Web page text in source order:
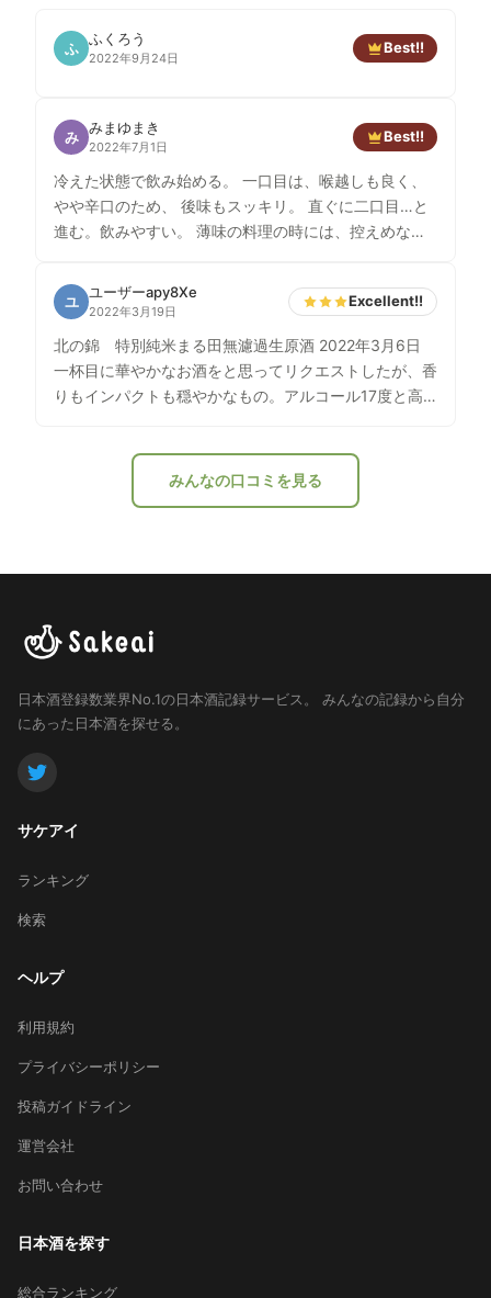
ふ
ふくろう
2022年9月24日
Best!!
み
みまゆまき
2022年7月1日
Best!!
冷えた状態で飲み始める。 一口目は、喉越しも良く、
やや辛口のため、 後味もスッキリ。 直ぐに二口目…と
進む。飲みやすい。 薄味の料理の時には、控えめな存
した甘辛煮など濃い味に変わると 遺憾無くその存在感
を発揮する。 また、ウドの酢味噌和えなど少々癖のあ
りとした存在感を出してくる。 今回は、宅飲みではな
く、店のカウンターで飲んだが、 あっという間に飲ん
でしまった。 翌朝が恐ろしい…笑
ユ
ユーザーapy8Xe
2022年3月19日
Excellent!!
北の錦 特別純米まる田無濾過生原酒 2022年3月6日
一杯目に華やかなお酒をと思ってリクエストしたが、香
りもインパクトも穏やかなもの。アルコール17度と高
みんなの口コミを見る
日本酒登録数業界No.1の日本酒記録サービス。
みんなの記録から自分
にあった日本酒を探せる。
サケアイ
ランキング
検索
ヘルプ
利用規約
プライバシーポリシー
投稿ガイドライン
運営会社
お問い合わせ
日本酒を探す
総合ランキング